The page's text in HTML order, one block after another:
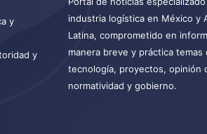
y
y
industria logística en México y
Latina, comprometido en
manera breve y práctica temas
tecnología, proyectos, opinión
normatividad y gobierno.